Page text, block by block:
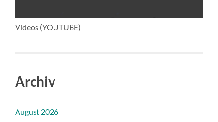
Videos (YOUTUBE)
Archiv
August 2026